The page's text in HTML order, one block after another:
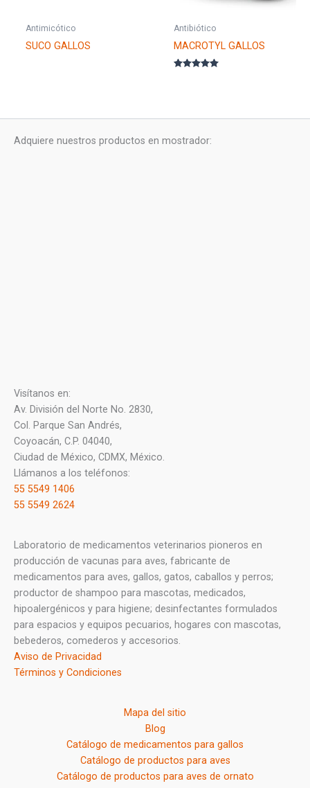
Antimicótico
SUCO GALLOS
Antibiótico
MACROTYL GALLOS
Adquiere nuestros productos en mostrador:
Visítanos en:
Av. División del Norte No. 2830,
Col. Parque San Andrés,
Coyoacán, C.P. 04040,
Ciudad de México, CDMX, México.
Llámanos a los teléfonos:
55 5549 1406
55 5549 2624
Laboratorio de medicamentos veterinarios pioneros en
producción de vacunas para aves, fabricante de
medicamentos para aves, gallos, gatos, caballos y perros;
productor de shampoo para mascotas, medicados,
hipoalergénicos y para higiene; desinfectantes formulados
para espacios y equipos pecuarios, hogares con mascotas,
bebederos, comederos y accesorios.
Aviso de Privacidad
Términos y Condiciones
Mapa del sitio
Blog
Catálogo de medicamentos para gallos
Catálogo de productos para aves
Catálogo de productos para aves de ornato